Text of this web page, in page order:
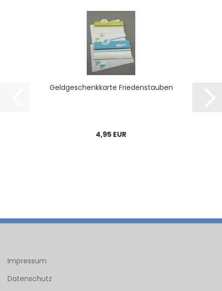
Geld­ge­schenk­kar­te Frie­dens­tau­ben
4,95 EUR
Impressum
Datenschutz